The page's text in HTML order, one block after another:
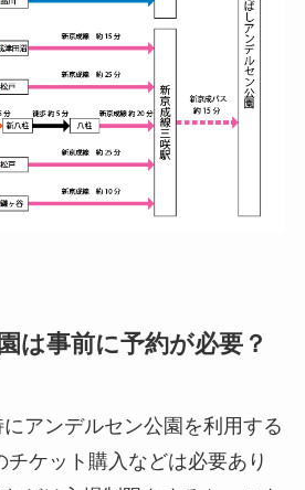
は事前に予約が必要？
アンデルセン公園を利用する
ケット購入などは必要あり